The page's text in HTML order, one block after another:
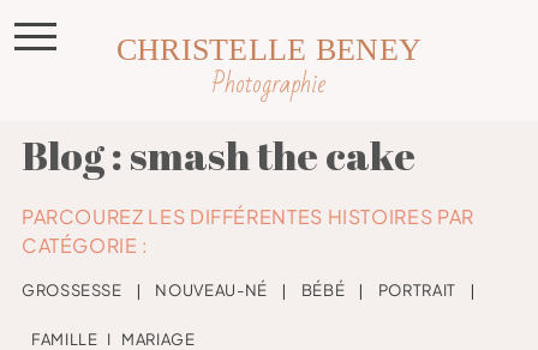
Photographie
CHRISTELLE BENEY
Blog : smash the cake
PARCOUREZ LES DIFFÉRENTES HISTOIRES PAR
CATÉGORIE :
GROSSESSE ❘ NOUVEAU-NÉ ❘ BÉBÉ ❘ PORTRAIT ❘
FAMILLE I MARIAGE